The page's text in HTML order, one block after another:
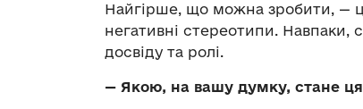
Найгірше, що можна зробити, —
негативні стереотипи. Навпаки,
досвіду та ролі.
— Якою, на вашу думку, стане ця